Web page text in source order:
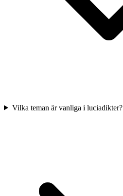
Vilka teman är vanliga i luciadikter?